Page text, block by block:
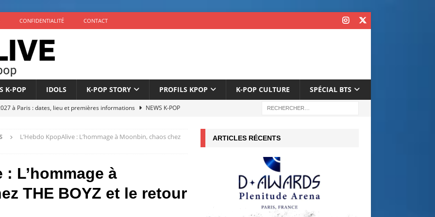
CONFIDENTIALITÉ CONTACT
K-POP IDOLS K-POP STORY PROFILS KPOP K-POP CULTURE SPÉCIAL BTS
à Paris : dates, lieu et premières informations
NEWS K-POP
son comeback avec l’EP ‘The Phase’ le 4 septembre
son retour à 9 membres sous un nouveau label
L’Hebdo KpopAlive : L’hommage à Moonbin, chaos chez
L’hommage à
THE BOYZ et le retour
ARTICLES RÉCENTS